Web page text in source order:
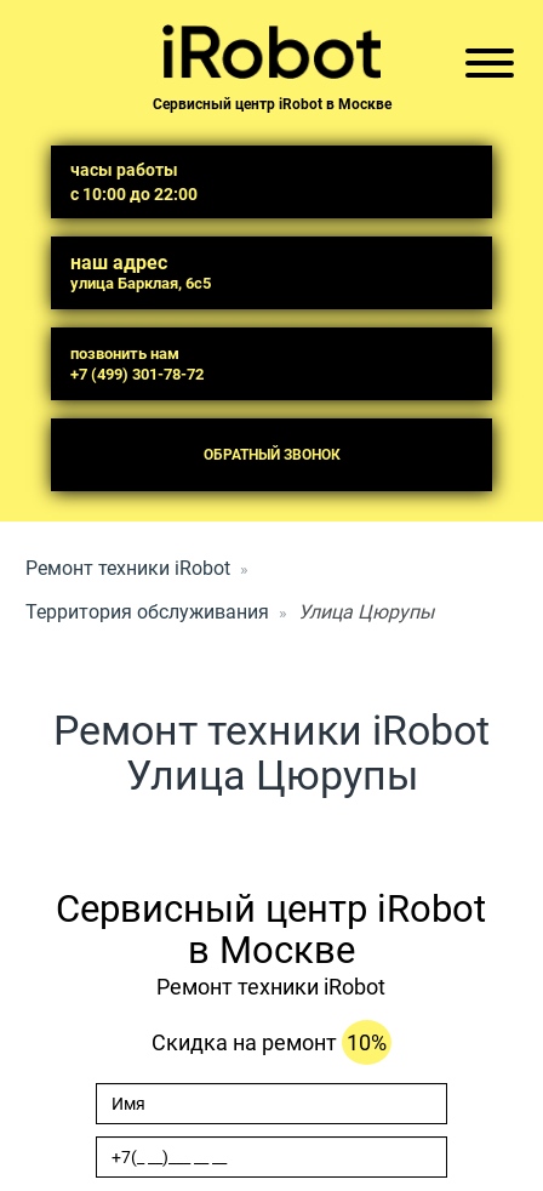
Сервисный центр iRobot в Москве
часы работы
с 10:00 до 22:00
наш адрес
улица Барклая, 6с5
позвонить нам
+7 (499) 301-78-72
ОБРАТНЫЙ ЗВОНОК
Ремонт техники iRobot
Территория обслуживания
Улица Цюрупы
Ремонт техники iRobot
Улица Цюрупы
Сервисный центр iRobot
в Москве
Ремонт техники iRobot
Скидка на ремонт 10%